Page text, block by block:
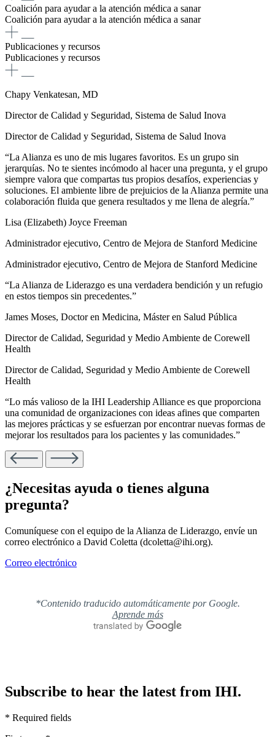
Coalición para ayudar a la atención médica a sanar
Coalición para ayudar a la atención médica a sanar
Publicaciones y recursos
Publicaciones y recursos
Chapy Venkatesan, MD
Director de Calidad y Seguridad, Sistema de Salud Inova
Director de Calidad y Seguridad, Sistema de Salud Inova
“La Alianza es uno de mis lugares favoritos. Es un grupo sin
jerarquías. No te sientes incómodo al hacer una pregunta, y el grupo
siempre valora que compartas tus propios desafíos, experiencias y
soluciones. El ambiente libre de prejuicios de la Alianza permite una
colaboración fluida que genera resultados y me llena de alegría.”
Lisa (Elizabeth) Joyce Freeman
Administrador ejecutivo, Centro de Mejora de Stanford Medicine
Administrador ejecutivo, Centro de Mejora de Stanford Medicine
“La Alianza de Liderazgo es una verdadera bendición y un refugio
en estos tiempos sin precedentes.”
James Moses, Doctor en Medicina, Máster en Salud Pública
Director de Calidad, Seguridad y Medio Ambiente de Corewell
Health
Director de Calidad, Seguridad y Medio Ambiente de Corewell
Health
“Lo más valioso de la IHI Leadership Alliance es que proporciona
una comunidad de organizaciones con ideas afines que comparten
las mejores prácticas y se esfuerzan por encontrar nuevas formas de
mejorar los resultados para los pacientes y las comunidades.”
¿Necesitas ayuda o tienes alguna
pregunta?
Comuníquese con el equipo de la Alianza de Liderazgo, envíe un
correo electrónico a David Coletta (dcoletta@ihi.org).
Correo electrónico
*Contenido traducido automáticamente por Google.
Aprende más
Subscribe to hear the latest from IHI.
* Required fields